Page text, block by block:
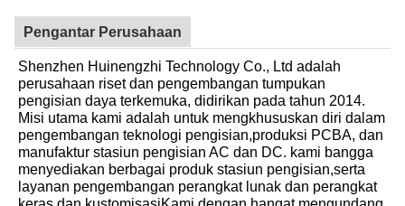
Pengantar Perusahaan
Shenzhen Huinengzhi Technology Co., Ltd adalah
perusahaan riset dan pengembangan tumpukan
pengisian daya terkemuka, didirikan pada tahun 2014.
Misi utama kami adalah untuk mengkhususkan diri dalam
pengembangan teknologi pengisian,produksi PCBA, dan
manufaktur stasiun pengisian AC dan DC. kami bangga
menyediakan berbagai produk stasiun pengisian,serta
layanan pengembangan perangkat lunak dan perangkat